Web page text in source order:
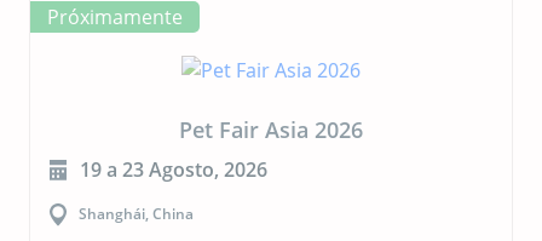
Próximamente
Pet Fair Asia 2026
19 a 23 Agosto, 2026
Shanghái, China